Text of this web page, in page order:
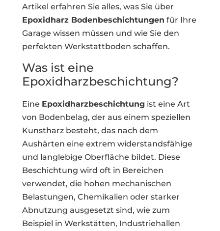
Artikel erfahren Sie alles, was Sie über
Epoxidharz Bodenbeschichtungen für Ihre
Garage wissen müssen und wie Sie den
perfekten Werkstattboden schaffen.
Was ist eine
Epoxidharzbeschichtung?
Eine Epoxidharzbeschichtung ist eine Art
von Bodenbelag, der aus einem speziellen
Kunstharz besteht, das nach dem
Aushärten eine extrem widerstandsfähige
und langlebige Oberfläche bildet. Diese
Beschichtung wird oft in Bereichen
verwendet, die hohen mechanischen
Belastungen, Chemikalien oder starker
Abnutzung ausgesetzt sind, wie zum
Beispiel in Werkstätten, Industriehallen